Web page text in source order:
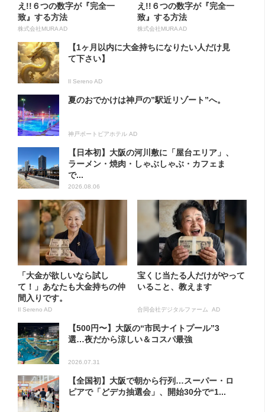
え!!６つの数字が『完全一
致』する方法
株式会社MURA AD
え!!６つの数字が『完全一
致』する方法
株式会社MURA AD
【1ヶ月以内に大金持ちになりたい人だけ見
て下さい】
Il Sereno AD
夏のおでかけは神戸の”駅近リゾート”へ。
神戸ポートピアホテル AD
【日本初】大阪の河川敷に「屋台エリア」、
ラーメン・焼肉・しゃぶしゃぶ・カフェま
で...
2026.08.06
「大金が欲しいなら試し
て！」あなたも大金持ちの仲
間入りです。
Il Sereno AD
宝くじ当たる人だけがやって
いること、教えます
合同会社デジタルファーム AD
【500円〜】大阪の“市民ナイトプール”3
選…夜だから涼しい＆コスパ最強
2026.07.31
【全国初】大阪で朝から行列…スーパー・ロ
ピアで「どデカ抽選会」、開始30分で“1...